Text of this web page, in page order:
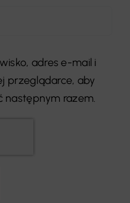
adres e-mail i
przeglądarce, aby
następnym razem.